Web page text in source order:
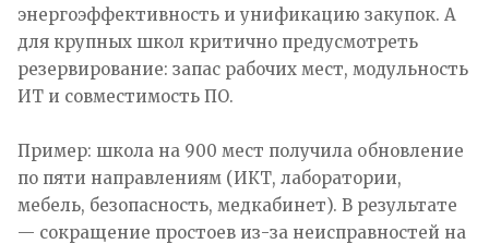
энергоэффективность и унификацию закупок. А
для крупных школ критично предусмотреть
резервирование: запас рабочих мест, модульность
ИТ и совместимость ПО.
Пример: школа на 900 мест получила обновление
по пяти направлениям (ИКТ, лаборатории,
мебель, безопасность, медкабинет). В результате
— сокращение простоев из-за неисправностей на